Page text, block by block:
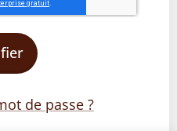
de passe ?